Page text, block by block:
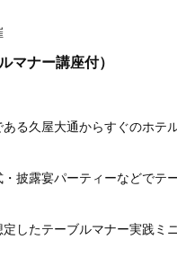
マナー講座付）
る久屋大通からすぐのホテ
披露宴パーティーなどで
したテーブルマナー実践ミ